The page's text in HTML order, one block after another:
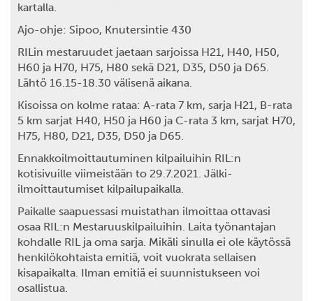
kartalla.
Ajo-ohje: Sipoo, Knutersintie 430
RILin mestaruudet jaetaan sarjoissa H21, H40, H50,
H60 ja H70, H75, H80 sekä D21, D35, D50 ja D65.
Lähtö 16.15-18.30 välisenä aikana.
Kisoissa on kolme rataa: A-rata 7 km, sarja H21, B-rata
5 km sarjat H40, H50 ja H60 ja C-rata 3 km, sarjat H70,
H75, H80, D21, D35, D50 ja D65.
Ennakkoilmoittautuminen kilpailuihin RIL:n
kotisivuille viimeistään to 29.7.2021. Jälki-
ilmoittautumiset kilpailupaikalla.
Paikalle saapuessasi muistathan ilmoittaa ottavasi
osaa RIL:n Mestaruuskilpailuihin. Laita työnantajan
kohdalle RIL ja oma sarja. Mikäli sinulla ei ole käytössä
henkilökohtaista emitiä, voit vuokrata sellaisen
kisapaikalta. Ilman emitiä ei suunnistukseen voi
osallistua.